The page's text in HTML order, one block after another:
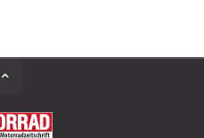
Back